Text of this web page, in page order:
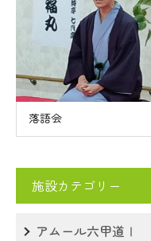
落語会
施設カテゴリー
アムール六甲道Ⅰ